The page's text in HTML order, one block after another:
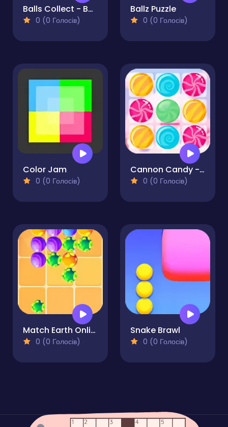
Balls Collect - Bounce & Build!
0 (0 Голосів)
Ballz Puzzle
0 (0 Голосів)
Color Jam
0 (0 Голосів)
Cannon Candy - Shooter Bubble Candy Blast
0 (0 Голосів)
Match Earth Online Game
0 (0 Голосів)
Snake Brawl
0 (0 Голосів)